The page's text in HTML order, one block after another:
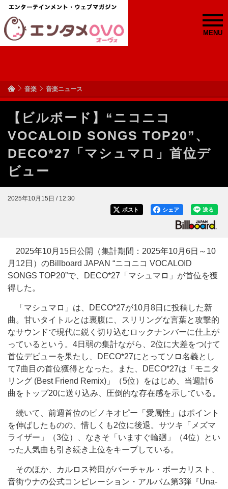
MENU
音楽 音楽ニュース
【ビルボード】“ニコニコ
VOCALOID SONGS TOP20”、
DECO*27「マシュマロ」首位デ
ビュー
2025年10月15日 / 12:30
送る
シェア
ポスト
2025年10月15日公開（集計期間：2025年10月6日～10
月12日）のBillboard JAPAN “ニコニコ VOCALOID
SONGS TOP20”で、DECO*27「マシュマロ」が首位を獲
得した。
「マシュマロ」は、DECO*27が10月8日に投稿した新
曲。甘いタイトルとは裏腹に、スリリングな言葉と攻撃的
なサウンドで現代に鋭く切り込むロックナンバーに仕上が
っているという。4日弱の集計ながら、2位に大差をつけて
首位デビューを果たし、DECO*27にとってソロ名義とし
て7曲目の首位獲得となった。また、DECO*27は「モニタ
リング (Best Friend Remix)」（5位）をはじめ、当週計6
曲をトップ20に送り込み、圧倒的な存在感を示している。
続いて、前週首位のピノキオピー「愛属性」はポイント
を伸ばしたものの、惜しくも2位に後退。サツキ「メズマ
ライザー」（3位）、なきそ「いますぐ輪廻」（4位）とい
った人気曲も引き続き上位をキープしている。
そのほか、カルロス袴田がバーチャル・ボーカリスト、
音街ウナの公式コンピレーション・アルバム第3弾『Una-